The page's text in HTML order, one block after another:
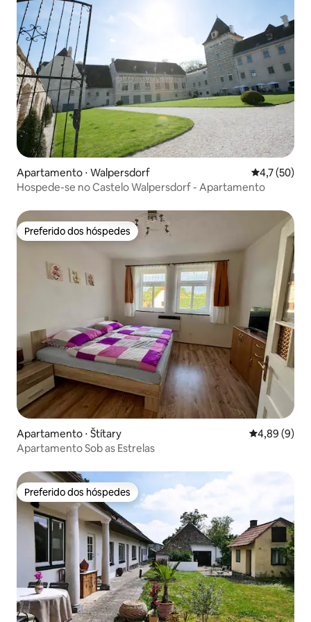
Apartamento ⋅ Walpersdorf 4,7 de uma
4,7 (50)
Hospede-se no Castelo Walpersdorf - Apartamento
Preferido dos hóspedes
Preferido dos hóspedes
Apartamento ⋅ Štítary 4,89 de uma
4,89 (9)
Apartamento Sob as Estrelas
Preferido dos hóspedes
Preferido dos hóspedes